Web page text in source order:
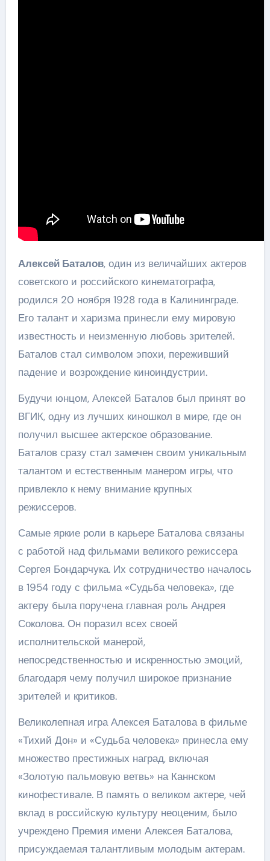
Алексей Баталов, один из величайших актеров
советского и российского кинематографа,
родился 20 ноября 1928 года в Калининграде.
Его талант и харизма принесли ему мировую
известность и неизменную любовь зрителей.
Баталов стал символом эпохи, переживший
падение и возрождение киноиндустрии.
Будучи юнцом, Алексей Баталов был принят во
ВГИК, одну из лучших киношкол в мире, где он
получил высшее актерское образование.
Баталов сразу стал замечен своим уникальным
талантом и естественным манером игры, что
привлекло к нему внимание крупных
режиссеров.
Самые яркие роли в карьере Баталова связаны
с работой над фильмами великого режиссера
Сергея Бондарчука. Их сотрудничество началось
в 1954 году с фильма «Судьба человека», где
актеру была поручена главная роль Андрея
Соколова. Он поразил всех своей
исполнительской манерой,
непосредственностью и искренностью эмоций,
благодаря чему получил широкое признание
зрителей и критиков.
Великолепная игра Алексея Баталова в фильме
«Тихий Дон» и «Судьба человека» принесла ему
множество престижных наград, включая
«Золотую пальмовую ветвь» на Каннском
кинофестивале. В память о великом актере, чей
вклад в российскую культуру неоценим, было
учреждено Премия имени Алексея Баталова,
присуждаемая талантливым молодым актерам.